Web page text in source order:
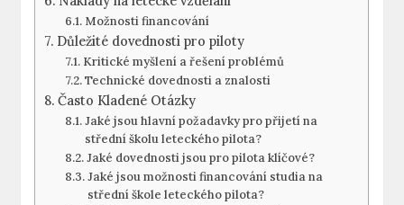
Možnosti financování
Důležité ​dovednosti pro piloty
Kritické myšlení​ a řešení⁢ problémů
Technické dovednosti a znalosti
Často Kladené Otázky
Jaké jsou hlavní požadavky pro přijetí na
‍střední školu leteckého pilota?
Jaké dovednosti jsou pro pilota klíčové?
Jaké jsou možnosti financování studia na
střední⁢ škole leteckého pilota?